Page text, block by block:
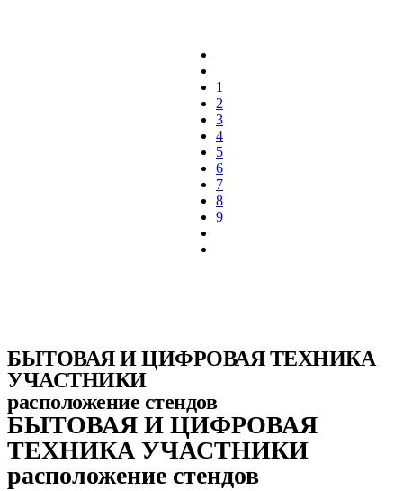
1
2
3
4
5
6
7
8
9
БЫТОВАЯ И ЦИФРОВАЯ ТЕХНИКА
УЧАСТНИКИ
расположение стендов
БЫТОВАЯ И ЦИФРОВАЯ
ТЕХНИКА УЧАСТНИКИ
расположение стендов